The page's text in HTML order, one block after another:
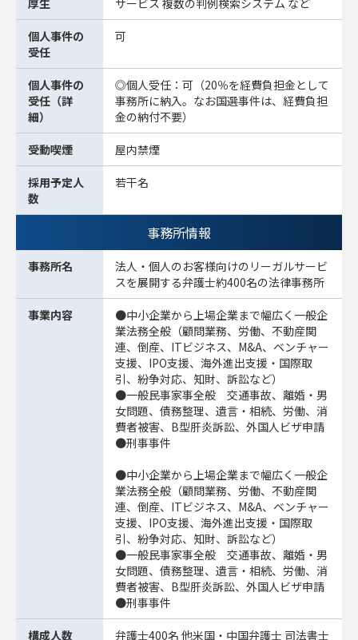
厚生
サービス 複数の判例検索システム など
個人事件の
受任
可
個人事件の
受任（詳
細）
◎個人受任：可（20％を経費負担金として
事務所に納入。なお国選事件は、経費負担
金の納付不要）
受動喫煙 屋内禁煙
採用予定人
数
若干名
事務所情報
事務所名
法人・個人のお客様向けのリーガルサービ
スを展開する弁護士約400名の法律事務所
事業内容
●中小企業から上場企業まで幅広く一般企
業法務全般（顧問業務、労働、不動産関
連、倒産、ITビジネス、M&A、ベンチャー
支援、IPO支援、海外進出支援・国際取
引、紛争対応、知財、訴訟など）
●一般民事家事全般 交通事故、離婚・男
女問題、債務整理、遺言・相続、労働、消
費者被害、B型肝炎訴訟、外国人ビザ申請
●刑事事件
●中小企業から上場企業まで幅広く一般企
業法務全般（顧問業務、労働、不動産関
連、倒産、ITビジネス、M&A、ベンチャー
支援、IPO支援、海外進出支援・国際取
引、紛争対応、知財、訴訟など）
●一般民事家事全般 交通事故、離婚・男
女問題、債務整理、遺言・相続、労働、消
費者被害、B型肝炎訴訟、外国人ビザ申請
●刑事事件
構成人数
弁護士400名 他米国・中国弁護士 司法書士